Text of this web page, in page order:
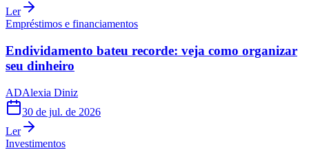
Ler
Empréstimos e financiamentos
Endividamento bateu recorde: veja como organizar
seu dinheiro
ADAlexia Diniz
30 de jul. de 2026
Ler
Investimentos